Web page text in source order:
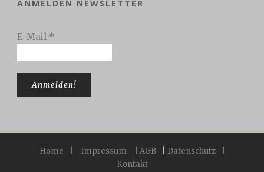
ANMELDEN NEWSLETTER
E-Mail *
Home Impressum AGB Datenschutz
Kontakt